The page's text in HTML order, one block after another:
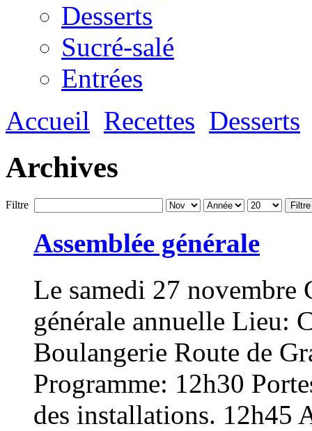
Desserts
Sucré-salé
Entrées
Accueil Recettes Desserts
Archives
Filtre Filtre
Assemblée générale
Le samedi 27 novembre
générale annuelle Lieu:
Boulangerie Route de
Programme: 12h30
des installations. 12h45